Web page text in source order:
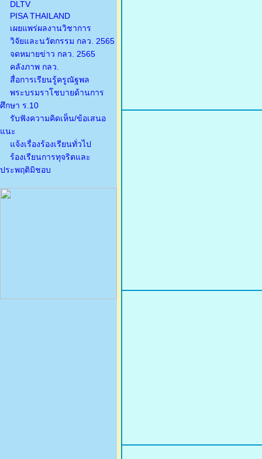
DLTV
PISA THAILAND
เผยแพร่ผลงานวิชาการ
วิจัยและนวัตกรรม กลว. 2565
จดหมายข่าว กลว. 2565
คลังภาพ กลว.
สื่อการเรียนรู้ครูณัฐพล
พระบรมราโชบายด้านการ
ศึกษา ร.10
รับฟังความคิดเห็น/ข้อเสนอ
แนะ
แจ้งเรื่องร้องเรียนทั่วไป
ร้องเรียนการทุจริตและ
ประพฤติมิชอบ